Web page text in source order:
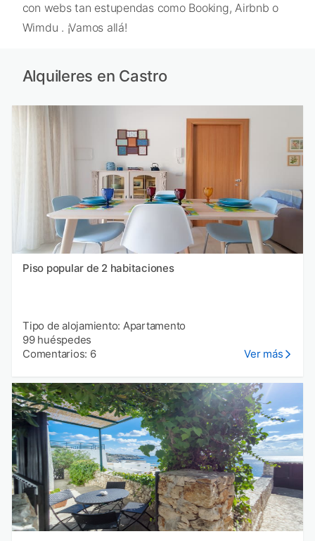
con webs tan estupendas como Booking, Airbnb o
Wimdu . ¡Vamos allá!
Alquileres en Castro
Piso popular de 2 habitaciones
Tipo de alojamiento: Apartamento
99 huéspedes
Comentarios: 6
Ver más